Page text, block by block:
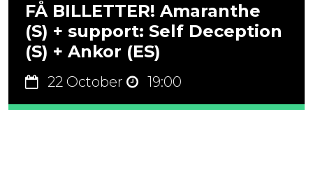
FÅ BILLETTER! Amaranthe
(S) + support: Self Deception
(S) + Ankor (ES)
22 October 19:00